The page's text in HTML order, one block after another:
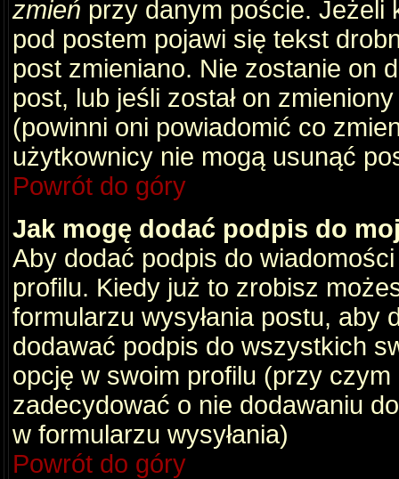
zmień przy danym poście. Jeżeli
pod postem pojawi się tekst
post zmieniano. Nie zostanie on
post, lub jeśli został on
(powinni oni powiadomić co
użytkownicy nie mogą usunąć
Powrót do góry
Jak mogę dodać podpis do
Aby dodać podpis do
profilu. Kiedy już to zrobisz
formularzu wysyłania postu,
dodawać podpis do wszystkich
opcję w swoim profilu (przy
zadecydować o nie dodawaniu
w formularzu wysyłania)
Powrót do góry